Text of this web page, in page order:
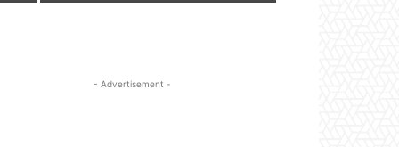
- Advertisement -